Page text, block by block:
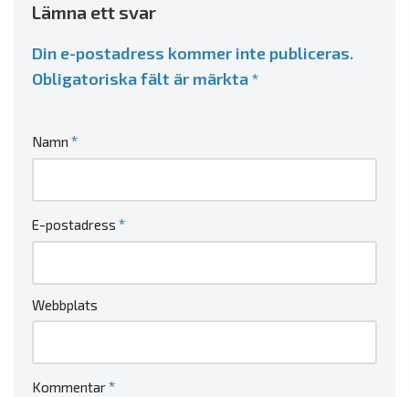
Lämna ett svar
Din e-postadress kommer inte publiceras.
Obligatoriska fält är märkta*
Namn *
E-postadress *
Webbplats
Kommentar*